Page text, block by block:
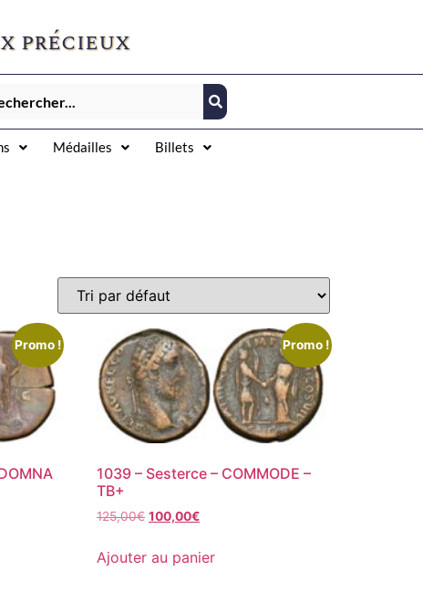
précieux
Médailles
Billets
Promo ! Promo !
1039 – Sesterce – COMMODE –
TB+
125,00€ 100,00€
Ajouter au panier